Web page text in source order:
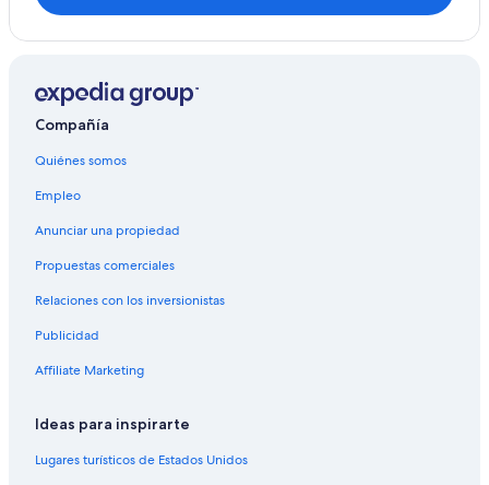
Hoteles en Pommerby
Hoteles en Brebel
Hoteles en Esmark
Hoteles en Silberstedt
Hoteles en Ulsnis
Hoteles en Bordelum
Hoteles en Husum
Hostales en Estación de tren Rieseby
Hoteles en Dannewerk
Hoteles en Maasholm
Compañía
Quiénes somos
Empleo
Anunciar una propiedad
Propuestas comerciales
Relaciones con los inversionistas
Publicidad
Affiliate Marketing
Ideas para inspirarte
Lugares turísticos de Estados Unidos